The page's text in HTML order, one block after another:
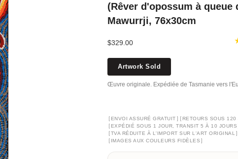
(Rêver d'opossum à queue
Mawurrji, 76x30cm
$329.00
Artwork Sold
Œuvre originale. Expédiée de Tasmanie vers
[ ENVOI ASSURÉ GRATUIT ] [ RETOURS SOUS 120
[ EXPÉDIÉ SOUS 1 JOUR, TRANSIT 5 À 10 JOURS
[TVA RÉDUITE À L'IMPORT SUR L'ART ORIGINAL ]
[ IMAGES AUX COULEURS FIDÈLES ]